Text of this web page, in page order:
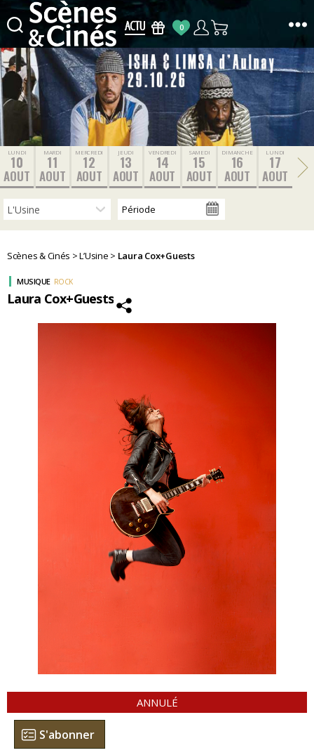
Scènes
&
Cinés
0
LUNDI
10
AOUT
MARDI
11
AOUT
MERCREDI
12
AOUT
JEUDI
13
AOUT
VENDREDI
14
AOUT
SAMEDI
15
AOUT
DIMANCHE
16
AOUT
LUNDI
17
AOUT
Scènes & Cinés >L’Usine > Laura Cox+Guests
Laura Cox+Guests
MUSIQUE ROCK
ANNULÉ
S'abonner